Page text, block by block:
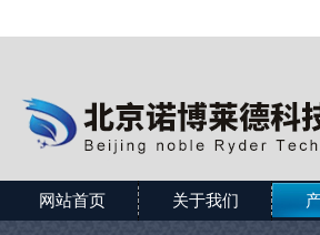
网站首页 关于我们